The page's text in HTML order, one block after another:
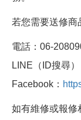
若您需要送修商
電話：06-
LINE（ID搜尋）
Facebook：
如有維修或報修